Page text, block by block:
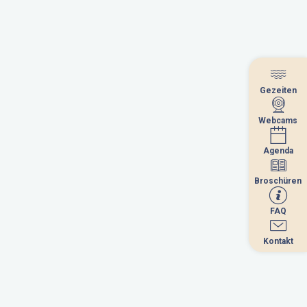
Gezeiten
Webcams
Agenda
Broschüren
FAQ
Kontakt
Kontakt